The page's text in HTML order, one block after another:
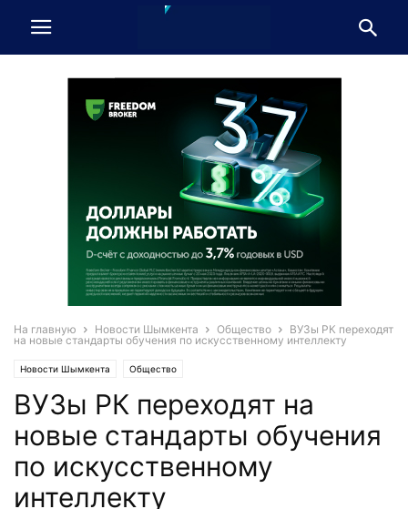
На главную Новости Шымкента Общество
ВУЗы РК переходят
на новые стандарты обучения по искусственному интеллекту
Новости Шымкента Общество
ВУЗы РК переходят на
новые стандарты обучения
по искусственному
интеллекту